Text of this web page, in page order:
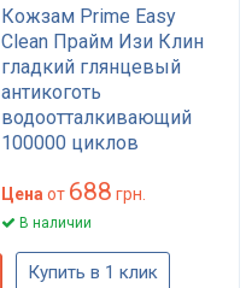
Кожзам Prime Easy
Clean Прайм Изи Клин
гладкий глянцевый
антикоготь
водоотталкивающий
100000 циклов
дивана стульев HoReCa
плотность 520 г/м²
Цена от 688 грн.
В наличии
Купить в 1 клик